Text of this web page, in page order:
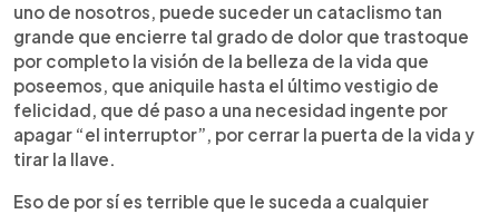
uno de nosotros, puede suceder un cataclismo tan
grande que encierre tal grado de dolor que trastoque
por completo la visión de la belleza de la vida que
poseemos, que aniquile hasta el último vestigio de
felicidad, que dé paso a una necesidad ingente por
apagar “el interruptor”, por cerrar la puerta de la vida y
tirar la llave.
Eso de por sí es terrible que le suceda a cualquier